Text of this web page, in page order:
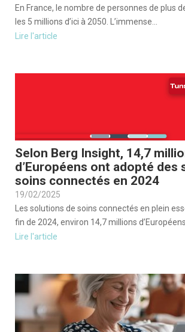
En France, le nombre de personnes de plus
les 5 millions d’ici à 2050. L’immense...
Lire l'article
Selon Berg Insight, 14,7
d’Européens ont adopté des
soins connectés en 2024
19/02/2025
Les solutions de soins connectés en plein
fin de 2024, environ 14,7 millions d’Européens
Lire l'article